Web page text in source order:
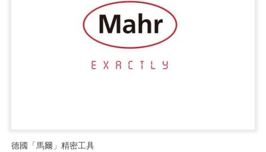
德國「馬爾」精密工具